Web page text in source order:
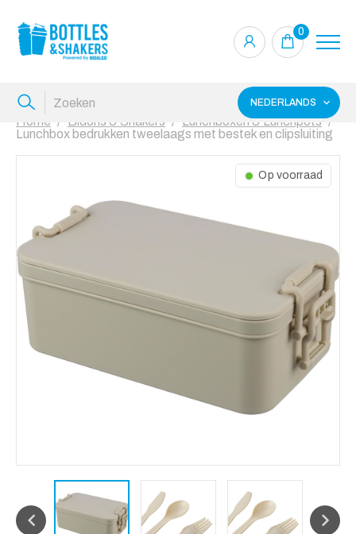
0
NEDERLANDS
Home Bidons & Shakers
Lunchboxen & Lunchpots
Lunchbox bedrukken tweelaags met bestek en clipsluiting
Op voorraad